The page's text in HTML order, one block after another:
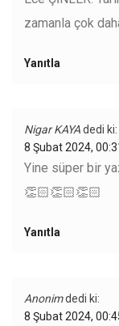
zamanla çok
Yanıtla
Nigar KAYAdedi ki:
8 Şubat 2024,
Yine süper bir
👏🏻👏🏻👏🏻
Yanıtla
Anonimdedi ki:
8 Şubat 2024,